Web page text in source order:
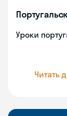
Уроки
Читать